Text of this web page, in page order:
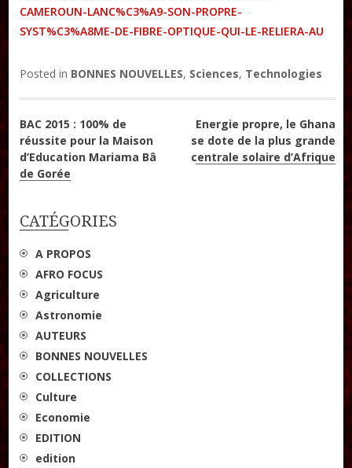
CAMEROUN-LANC%C3%A9-SON-PROPRE-
SYST%C3%A8ME-DE-FIBRE-OPTIQUE-QUI-LE-RELIERA-AU
Posted in BONNES NOUVELLES, Sciences, Technologies
Navigation
de
l’article
BAC 2015 : 100% de
réussite pour la Maison
d’Education Mariama Bâ
de Gorée
Energie propre, le Ghana
se dote de la plus grande
centrale solaire d’Afrique
CATÉGORIES
A PROPOS
AFRO FOCUS
Agriculture
Astronomie
AUTEURS
BONNES NOUVELLES
COLLECTIONS
Culture
Economie
EDITION
edition